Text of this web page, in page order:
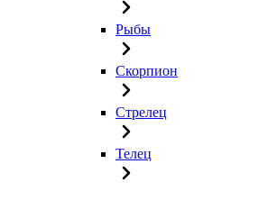
Рыбы
Скорпион
Стрелец
Телец